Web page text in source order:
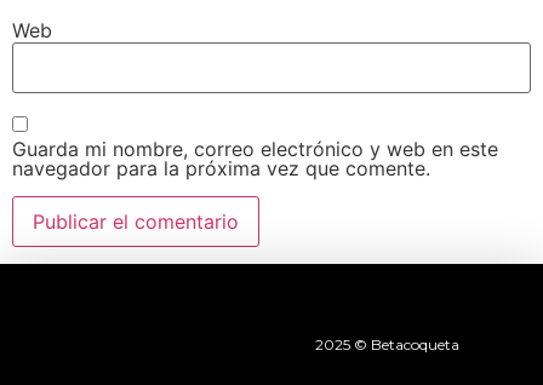
Web
Guarda mi nombre, correo electrónico y web en este
navegador para la próxima vez que comente.
2025 © Betacoqueta